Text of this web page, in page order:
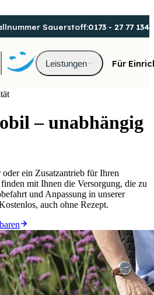
Sauerstoff:0173 - 27 77 134
Leistungen Für
–unabhängig
ein Zusatzantrieb für Ihren
mit Ihnen die Versorgung, die zu
und Anpassung in unserer
auch ohne Rezept.